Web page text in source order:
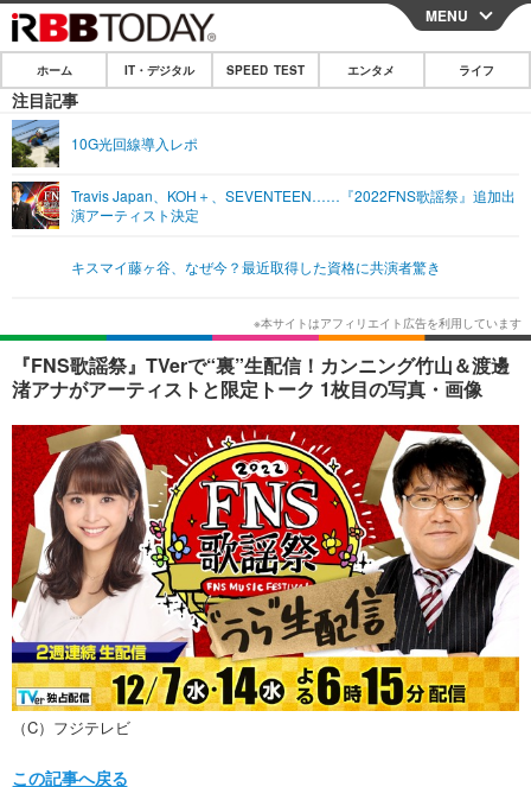
CLOSE
ホーム
IT・デジタル
ネタ
ショッピング その他
SPEED TEST
エンタメ
エンタメTOP 映画・ドラマ
韓国・芸能
音楽 スポーツ
ショッピング その他
ライフTOP グルメ
ペット ショッピング
その他
リリース一覧
プッシュ通知の停止方法
MENU
ホーム IT・デジタル SPEED TEST エンタメ ライフ
注目記事
10G光回線導入レポ
Travis Japan、KOH＋、SEVENTEEN……『2022FNS歌謡祭』追加出
演アーティスト決定
キスマイ藤ヶ谷、なぜ今？最近取得した資格に共演者驚き
『FNS歌謡祭』TVerで“裏”生配信！カンニング竹山＆渡邊
渚アナがアーティストと限定トーク 1枚目の写真・画像
（C）フジテレビ
この記事へ戻る